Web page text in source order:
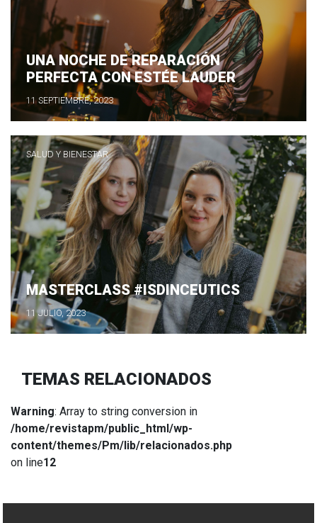
UNA NOCHE DE REPARACIÓN
PERFECTA CON ESTÉE LAUDER
11 SEPTIEMBRE, 2023
SALUD Y BIENESTAR
MASTERCLASS #ISDINCEUTICS
11 JULIO, 2023
TEMAS RELACIONADOS
Warning: Array to string conversion in
/home/revistapm/public_html/wp-
content/themes/Pm/lib/relacionados.php
on line12